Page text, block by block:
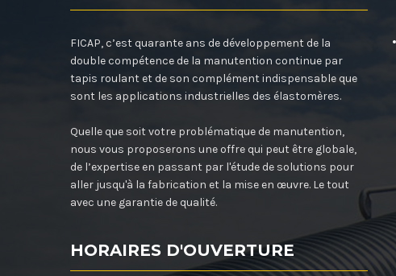
FICAP, c’est quarante ans de développement de la
double compétence de la manutention continue par
tapis roulant et de son complément indispensable que
sont les applications industrielles des élastomères.
Quelle que soit votre problématique de manutention,
nous vous proposerons une offre qui peut être globale,
de l’expertise en passant par l'étude de solutions pour
aller jusqu'à la fabrication et la mise en œuvre. Le tout
avec une garantie de qualité.
HORAIRES D'OUVERTURE